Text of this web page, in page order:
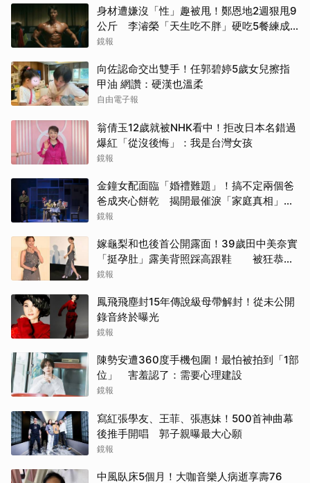
身材遭嫌沒「性」趣被甩！鄭恩地2週狠甩9
公斤 李濬榮「天生吃不胖」硬吃5餐練成
館長身材
鏡報
向佐認命交出雙手！任郭碧婷5歲女兒擦指
甲油 網讚：硬漢也溫柔
自由電子報
翁倩玉12歲就被NHK看中！拒改日本名錯過
爆紅「從沒後悔」：我是台灣女孩
鏡報
金鐘女配面臨「婚禮難題」！搞不定兩個爸
爸成夾心餅乾 揭開最催淚「家庭真相」惹
全場淚崩
鏡報
嫁龜梨和也後首公開露面！39歲田中美奈實
「挺孕肚」露美背照踩高跟鞋 被狂恭喜
甜笑：謝謝大家
鏡報
鳳飛飛塵封15年傳說級母帶解封！從未公開
錄音終於曝光
鏡報
陳勢安遭360度手機包圍！最怕被拍到「1部
位」 害羞認了：需要心理建設
鏡報
寫紅張學友、王菲、張惠妹！500首神曲幕
後推手開唱 郭子親曝最大心願
鏡報
中風臥床5個月！大咖音樂人病逝享壽76